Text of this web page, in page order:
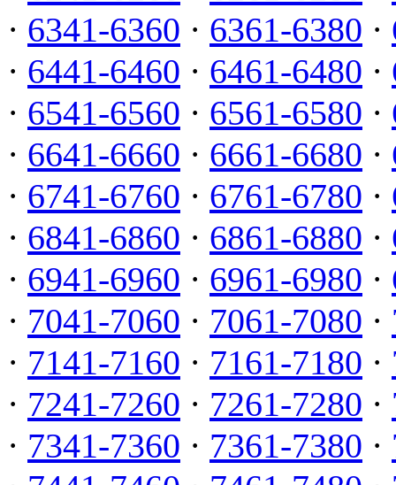
· 6341-6360 · 6361-6380 ·
· 6441-6460 · 6461-6480 ·
· 6541-6560 · 6561-6580 ·
· 6641-6660 · 6661-6680 ·
· 6741-6760 · 6761-6780 ·
· 6841-6860 · 6861-6880 ·
· 6941-6960 · 6961-6980 ·
· 7041-7060 · 7061-7080 ·
· 7141-7160 · 7161-7180 ·
· 7241-7260 · 7261-7280 ·
· 7341-7360 · 7361-7380 ·